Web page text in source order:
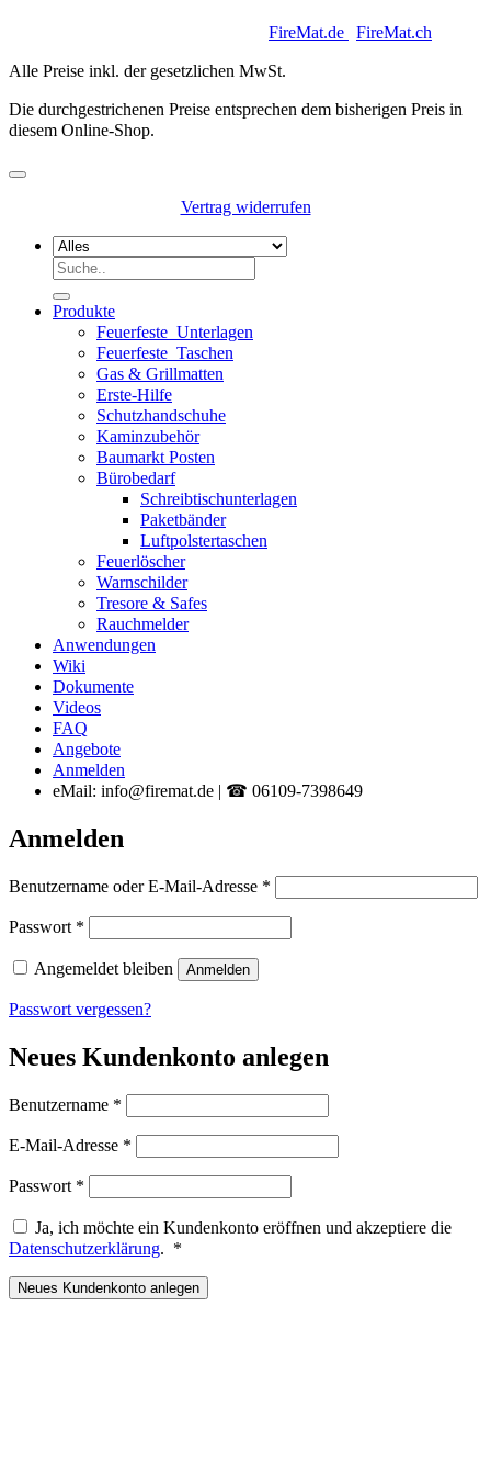
FireMat.de FireMat.ch
Alle Preise inkl. der gesetzlichen MwSt.
Die durchgestrichenen Preise entsprechen dem bisherigen Preis in
diesem Online-Shop.
Vertrag widerrufen
Suchen
Produkte
Feuerfeste_Unterlagen
Feuerfeste_Taschen
Gas & Grillmatten
Erste-Hilfe
Schutzhandschuhe
Kaminzubehör
Baumarkt Posten
Bürobedarf
Schreibtischunterlagen
Paketbänder
Luftpolstertaschen
Feuerlöscher
Warnschilder
Tresore & Safes
Rauchmelder
Anwendungen
Wiki
Dokumente
Videos
FAQ
Angebote
Anmelden
eMail: info@firemat.de | ☎ 06109-7398649
Anmelden
Benutzername oder E-Mail-Adresse *
Passwort *
Angemeldet bleiben Anmelden
Passwort vergessen?
Neues Kundenkonto anlegen
Benutzername *
E-Mail-Adresse *
Passwort *
Ja, ich möchte ein Kundenkonto eröffnen und akzeptiere die
Datenschutzerklärung. *
Neues Kundenkonto anlegen